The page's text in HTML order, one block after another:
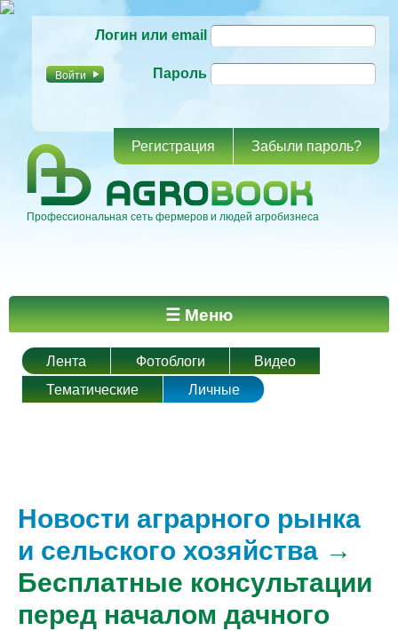
основному
Логин или email
Пароль
Регистрация Забыли пароль?
Профессиональная сеть фермеров и людей агробизнеса
Главное меню ☰ Меню
Лента Фотоблоги
Видео
Тематические
Личные
Новости аграрного рынка
и сельского хозяйства →
Бесплатные консультации
перед началом дачного